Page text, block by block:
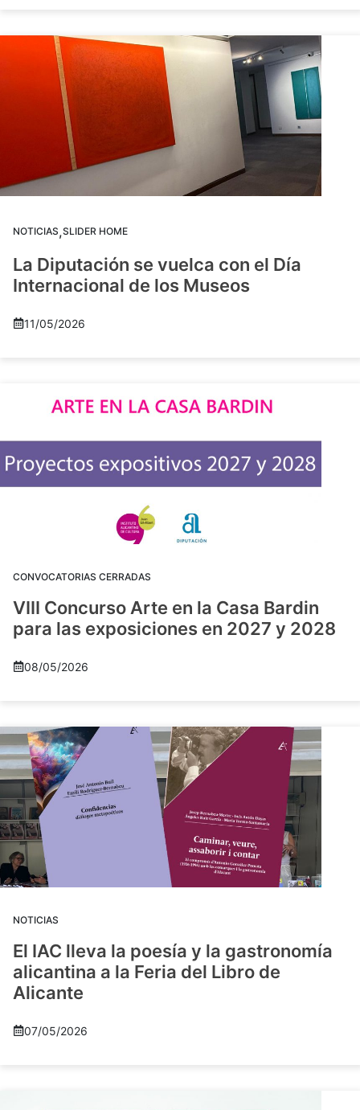
NOTICIAS,SLIDER HOME
La Diputación se vuelca con el Día
Internacional de los Museos
11/05/2026
CONVOCATORIAS CERRADAS
VIII Concurso Arte en la Casa Bardin
para las exposiciones en 2027 y 2028
08/05/2026
NOTICIAS
El IAC lleva la poesía y la gastronomía
alicantina a la Feria del Libro de
Alicante
07/05/2026